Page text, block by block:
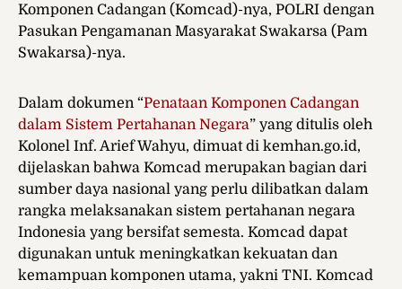
Komponen Cadangan (Komcad)-nya, POLRI dengan
Pasukan Pengamanan Masyarakat Swakarsa (Pam
Swakarsa)-nya.
Dalam dokumen “Penataan Komponen Cadangan
dalam Sistem Pertahanan Negara” yang ditulis oleh
Kolonel Inf. Arief Wahyu, dimuat di kemhan.go.id,
dijelaskan bahwa Komcad merupakan bagian dari
sumber daya nasional yang perlu dilibatkan dalam
rangka melaksanakan sistem pertahanan negara
Indonesia yang bersifat semesta. Komcad dapat
digunakan untuk meningkatkan kekuatan dan
kemampuan komponen utama, yakni TNI. Komcad